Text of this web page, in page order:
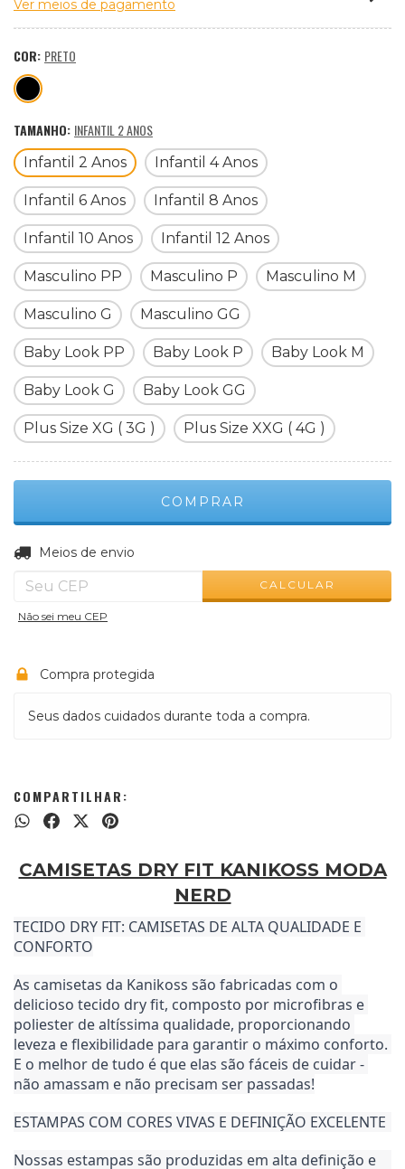
Ver meios de pagamento
COR: PRETO
TAMANHO: INFANTIL 2 ANOS
Infantil 2 Anos Infantil 4 Anos
Infantil 6 Anos Infantil 8 Anos
Infantil 10 Anos Infantil 12 Anos
Masculino PP Masculino P Masculino M
Masculino G Masculino GG
Baby Look PP Baby Look P Baby Look M
Baby Look G Baby Look GG
Plus Size XG ( 3G ) Plus Size XXG ( 4G )
Entregas para o CEP:
Meios de envio
CALCULAR
Não sei meu CEP
Compra protegida
Seus dados cuidados durante toda a compra.
COMPARTILHAR:
CAMISETAS DRY FIT KANIKOSS MODA
NERD
TECIDO DRY FIT: CAMISETAS DE ALTA QUALIDADE E
CONFORTO
As camisetas da Kanikoss são fabricadas com o
delicioso tecido dry fit, composto por microfibras e
poliester de altíssima qualidade, proporcionando
leveza e flexibilidade para garantir o máximo conforto.
E o melhor de tudo é que elas são fáceis de cuidar -
não amassam e não precisam ser passadas!
ESTAMPAS COM CORES VIVAS E DEFINIÇÃO EXCELENTE
Nossas estampas são produzidas em alta definição e